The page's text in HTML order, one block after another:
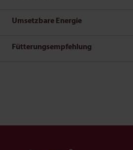
Umsetzbare Energie
Fütterungsempfehlung